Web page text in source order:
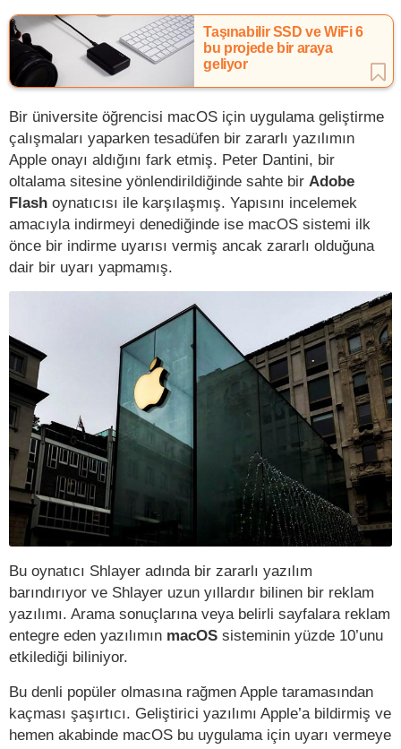
Taşınabilir SSD ve WiFi 6
bu projede bir araya
geliyor
Bir üniversite öğrencisi macOS için uygulama geliştirme
çalışmaları yaparken tesadüfen bir zararlı yazılımın
Apple onayı aldığını fark etmiş. Peter Dantini, bir
oltalama sitesine yönlendirildiğinde sahte bir Adobe
Flash oynatıcısı ile karşılaşmış. Yapısını incelemek
amacıyla indirmeyi denediğinde ise macOS sistemi ilk
önce bir indirme uyarısı vermiş ancak zararlı olduğuna
dair bir uyarı yapmamış.
Bu oynatıcı Shlayer adında bir zararlı yazılım
barındırıyor ve Shlayer uzun yıllardır bilinen bir reklam
yazılımı. Arama sonuçlarına veya belirli sayfalara reklam
entegre eden yazılımın macOS sisteminin yüzde 10’unu
etkilediği biliniyor.
Bu denli popüler olmasına rağmen Apple taramasından
kaçması şaşırtıcı. Geliştirici yazılımı Apple’a bildirmiş ve
hemen akabinde macOS bu uygulama için uyarı vermeye